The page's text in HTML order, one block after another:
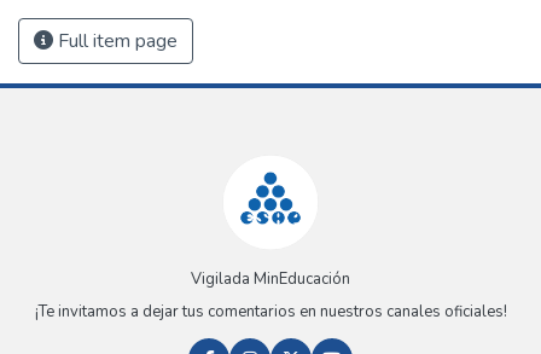
Full item page
Vigilada MinEducación
¡Te invitamos a dejar tus comentarios en nuestros canales oficiales!